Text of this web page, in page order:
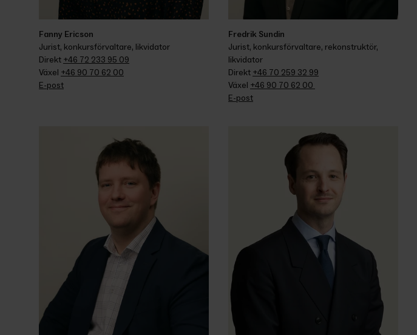
Fanny Ericson
Jurist, konkursförvaltare, likvidator
Direkt +46 72 233 95 09
Växel +46 90 70 62 00
E-post
Fredrik Sundin
Jurist, konkursförvaltare, rekonstruktör,
likvidator
Direkt +46 70 259 32 99
Växel +46 90 70 62 00
E-post